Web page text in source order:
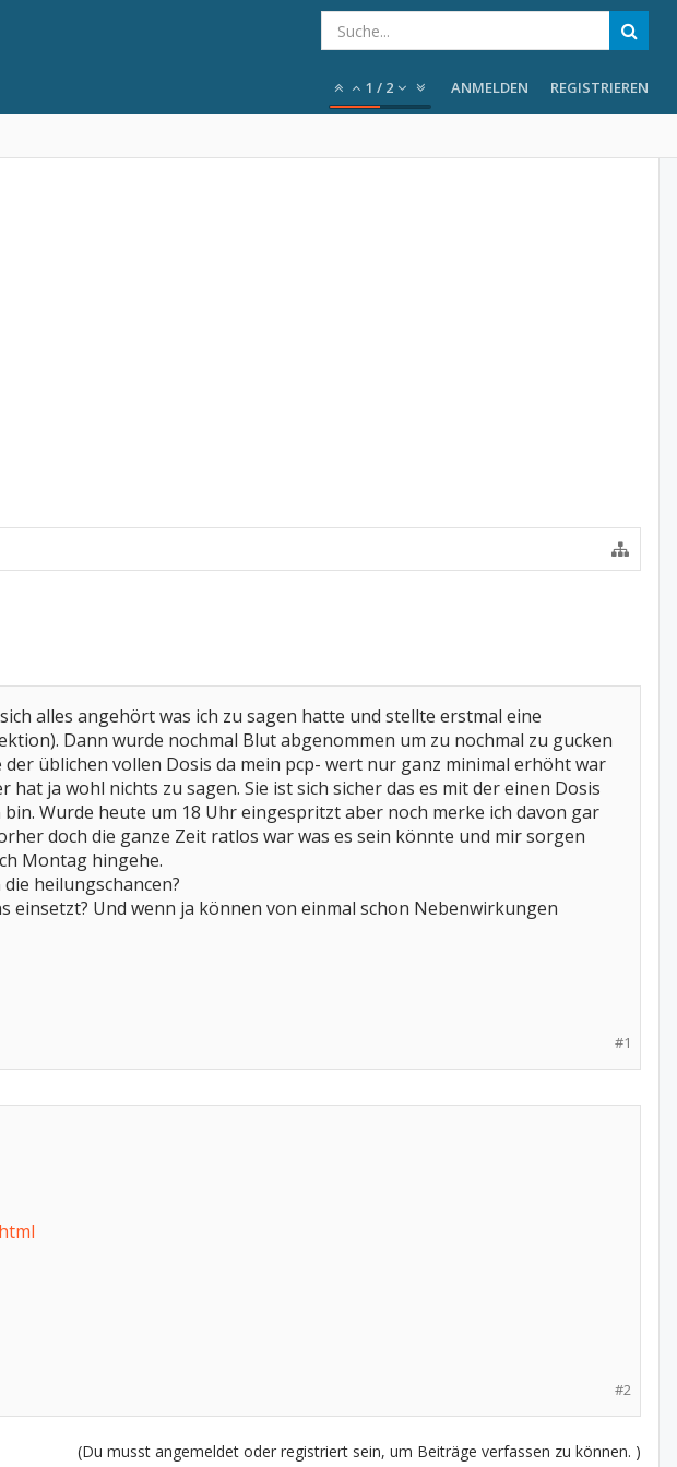
1 / 2 ANMELDEN REGISTRIEREN
alles angehört was ich zu sagen hatte und stellte erstmal eine
Dann wurde nochmal Blut abgenommen um zu nochmal zu gucken
üblichen vollen Dosis da mein pcp- wert nur ganz minimal erhöht war
ja wohl nichts zu sagen. Sie ist sich sicher das es mit der einen Dosis
Wurde heute um 18 Uhr eingespritzt aber noch merke ich davon gar
doch die ganze Zeit ratlos war was es sein könnte und mir sorgen
Montag hingehe.
heilungschancen?
Und wenn ja können von einmal schon Nebenwirkungen
#1
#2
(Du musst angemeldet oder registriert sein, um Beiträge verfassen zu können. )